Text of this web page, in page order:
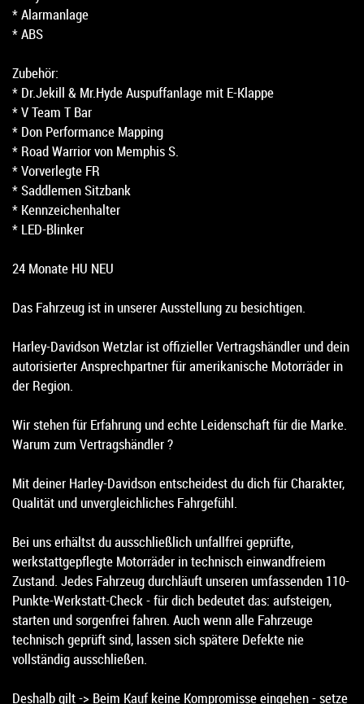
* Alarmanlage
* ABS
Zubehör:
* Dr.Jekill & Mr.Hyde Auspuffanlage mit E-Klappe
* V Team T Bar
* Don Performance Mapping
* Road Warrior von Memphis S.
* Vorverlegte FR
* Saddlemen Sitzbank
* Kennzeichenhalter
* LED-Blinker
24 Monate HU NEU
Das Fahrzeug ist in unserer Ausstellung zu besichtigen.
Harley-Davidson Wetzlar ist offizieller Vertragshändler und dein
autorisierter Ansprechpartner für amerikanische Motorräder in
der Region.
Wir stehen für Erfahrung und echte Leidenschaft für die Marke.
Warum zum Vertragshändler ?
Mit deiner Harley-Davidson entscheidest du dich für Charakter,
Qualität und unvergleichliches Fahrgefühl.
Bei uns erhältst du ausschließlich unfallfrei geprüfte,
werkstattgepflegte Motorräder in technisch einwandfreiem
Zustand. Jedes Fahrzeug durchläuft unseren umfassenden 110-
Punkte-Werkstatt-Check - für dich bedeutet das: aufsteigen,
starten und sorgenfrei fahren. Auch wenn alle Fahrzeuge
technisch geprüft sind, lassen sich spätere Defekte nie
vollständig ausschließen.
Deshalb gilt -> Beim Kauf keine Kompromisse eingehen - setze